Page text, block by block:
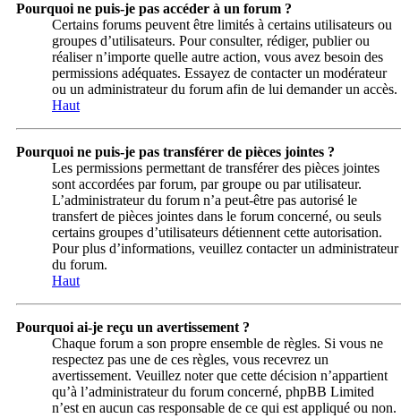
Pourquoi ne puis-je pas accéder à un forum ?
Certains forums peuvent être limités à certains utilisateurs ou
groupes d’utilisateurs. Pour consulter, rédiger, publier ou
réaliser n’importe quelle autre action, vous avez besoin des
permissions adéquates. Essayez de contacter un modérateur
ou un administrateur du forum afin de lui demander un accès.
Haut
Pourquoi ne puis-je pas transférer de pièces jointes ?
Les permissions permettant de transférer des pièces jointes
sont accordées par forum, par groupe ou par utilisateur.
L’administrateur du forum n’a peut-être pas autorisé le
transfert de pièces jointes dans le forum concerné, ou seuls
certains groupes d’utilisateurs détiennent cette autorisation.
Pour plus d’informations, veuillez contacter un administrateur
du forum.
Haut
Pourquoi ai-je reçu un avertissement ?
Chaque forum a son propre ensemble de règles. Si vous ne
respectez pas une de ces règles, vous recevrez un
avertissement. Veuillez noter que cette décision n’appartient
qu’à l’administrateur du forum concerné, phpBB Limited
n’est en aucun cas responsable de ce qui est appliqué ou non.